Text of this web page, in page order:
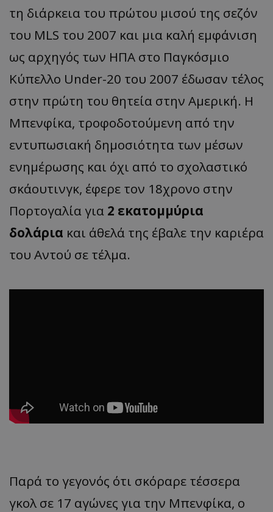
τη διάρκεια του πρώτου μισού της σεζόν
του MLS του 2007 και μια καλή εμφάνιση
ως αρχηγός των ΗΠΑ στο Παγκόσμιο
Κύπελλο Under-20 του 2007 έδωσαν τέλος
στην πρώτη του θητεία στην Αμερική. Η
Μπενφίκα, τροφοδοτούμενη από την
εντυπωσιακή δημοσιότητα των μέσων
ενημέρωσης και όχι από το σχολαστικό
σκάουτινγκ, έφερε τον 18χρονο στην
Πορτογαλία για 2 εκατομμύρια
δολάρια και άθελά της έβαλε την καριέρα
του Αντού σε τέλμα.
Παρά το γεγονός ότι σκόραρε τέσσερα
γκολ σε 17 αγώνες για την Μπενφίκα, ο